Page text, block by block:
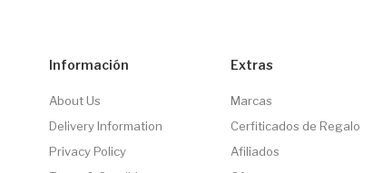
Información
About Us
Delivery Information
Privacy Policy
Extras
Marcas
Cerfiticados de Regalo
Afiliados